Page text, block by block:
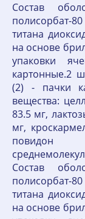
Состав
полисорбат-
титана
на основе
упаковки
картонные.2
(2) - пачки
вещества:
83.5 мг,
мг,
повидон
Состав
полисорбат-
титана
на основе